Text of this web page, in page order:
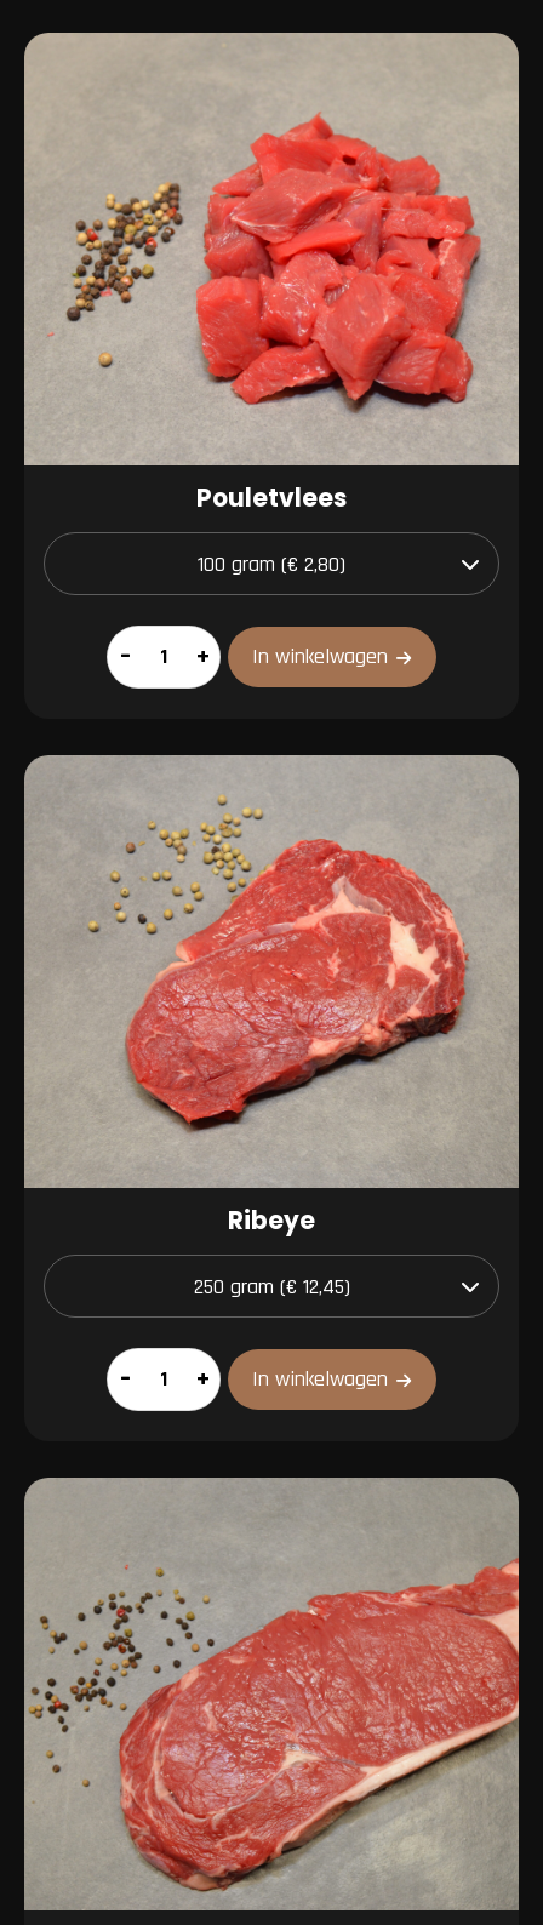
Pouletvlees
Pouletvlees
aantal
– + In winkelwagen
Ribeye
Ribeye
aantal
– + In winkelwagen